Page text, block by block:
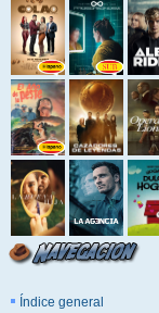
Índice general